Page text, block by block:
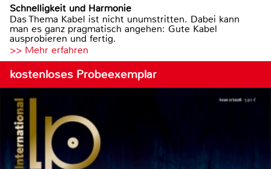
Schnelligkeit und Harmonie
Das Thema Kabel ist nicht unumstritten. Dabei kann
man es ganz pragmatisch angehen: Gute Kabel
ausprobieren und fertig.
>> Mehr erfahren
kostenloses Probeexemplar